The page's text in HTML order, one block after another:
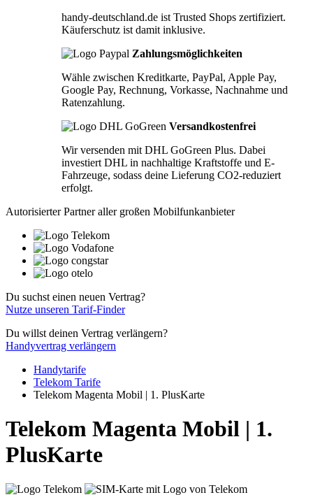
handy-deutschland.de ist Trusted Shops zertifiziert.
Käuferschutz ist damit inklusive.
Zahlungsmöglichkeiten
Wähle zwischen Kreditkarte, PayPal, Apple Pay,
Google Pay, Rechnung, Vorkasse, Nachnahme und
Ratenzahlung.
Versandkostenfrei
Wir versenden mit DHL GoGreen Plus. Dabei
investiert DHL in nachhaltige Kraftstoffe und E-
Fahrzeuge, sodass deine Lieferung CO2-reduziert
erfolgt.
Autorisierter Partner aller großen Mobilfunkanbieter
Du suchst einen neuen Vertrag?
Nutze unseren Tarif-Finder
Du willst deinen Vertrag verlängern?
Handyvertrag verlängern
Handytarife
Telekom Tarife
Telekom Magenta Mobil | 1. PlusKarte
Telekom Magenta Mobil | 1.
PlusKarte